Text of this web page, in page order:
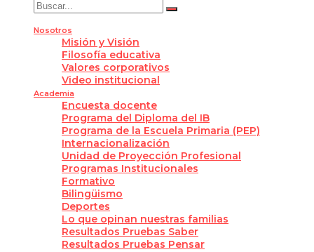
Nosotros
Misión y Visión
Filosofía educativa
Valores corporativos
Video institucional
Academia
Encuesta docente
Programa del Diploma del IB
Programa de la Escuela Primaria (PEP)
Internacionalización
Unidad de Proyección Profesional
Programas Institucionales
Formativo
Bilingüismo
Deportes
Lo que opinan nuestras familias
Resultados Pruebas Saber
Resultados Pruebas Pensar